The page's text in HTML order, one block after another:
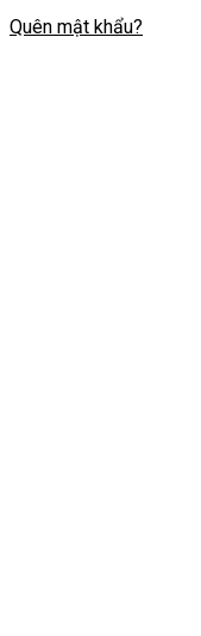
Quên mật khẩu?